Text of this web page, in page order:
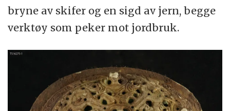
bryne av skifer og en sigd av jern, begge
verktøy som peker mot jordbruk.